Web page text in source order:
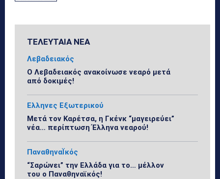
ΤΕΛΕΥΤΑΙΑ ΝΕΑ
Λεβαδειακός
Ο Λεβαδειακός ανακοίνωσε νεαρό μετά
από δοκιμές!
Ελληνες Εξωτερικού
Μετά τον Καρέτσα, η Γκένκ “μαγειρεύει”
νέα… περίπτωση Έλληνα νεαρού!
ΠαναθηναΪκός
“Σαρώνει” την Ελλάδα για το… μέλλον
του ο Παναθηναϊκός!